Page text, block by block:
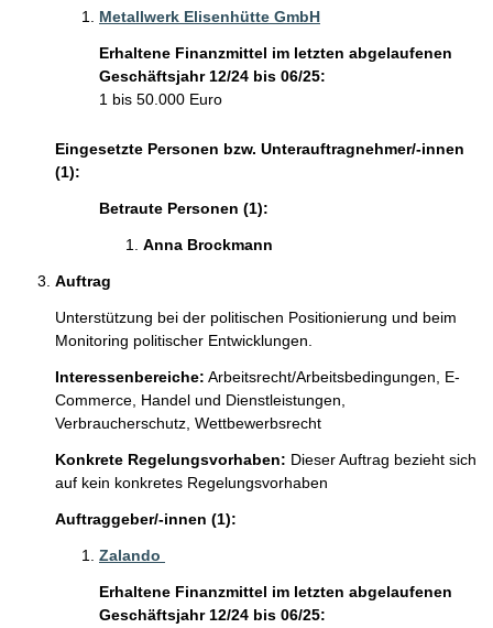
Metallwerk Elisenhütte GmbH
Erhaltene Finanzmittel im letzten abgelaufenen
Geschäftsjahr 12/24 bis 06/25:
1 bis 50.000 Euro
Eingesetzte Personen bzw. Unterauftragnehmer/-innen
(1):
Betraute Personen (1):
Anna Brockmann
Auftrag
Unterstützung bei der politischen Positionierung und beim
Monitoring politischer Entwicklungen.
Interessenbereiche: Arbeitsrecht/Arbeitsbedingungen, E-
Commerce, Handel und Dienstleistungen,
Verbraucherschutz, Wettbewerbsrecht
Konkrete Regelungsvorhaben: Dieser Auftrag bezieht sich
auf kein konkretes Regelungsvorhaben
Auftraggeber/-innen (1):
Zalando
Erhaltene Finanzmittel im letzten abgelaufenen
Geschäftsjahr 12/24 bis 06/25: